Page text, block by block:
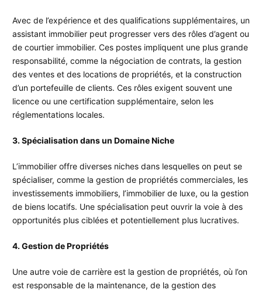
Avec de l’expérience et des qualifications supplémentaires, un
assistant immobilier peut progresser vers des rôles d’agent ou
de courtier immobilier. Ces postes impliquent une plus grande
responsabilité, comme la négociation de contrats, la gestion
des ventes et des locations de propriétés, et la construction
d’un portefeuille de clients. Ces rôles exigent souvent une
licence ou une certification supplémentaire, selon les
réglementations locales.
3. Spécialisation dans un Domaine Niche
L’immobilier offre diverses niches dans lesquelles on peut se
spécialiser, comme la gestion de propriétés commerciales, les
investissements immobiliers, l’immobilier de luxe, ou la gestion
de biens locatifs. Une spécialisation peut ouvrir la voie à des
opportunités plus ciblées et potentiellement plus lucratives.
4. Gestion de Propriétés
Une autre voie de carrière est la gestion de propriétés, où l’on
est responsable de la maintenance, de la gestion des